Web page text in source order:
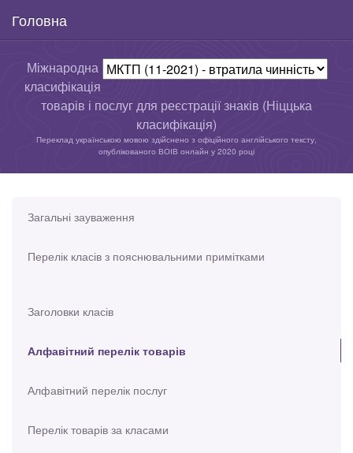
Головна
Міжнародна
класифікація
товарів і послуг для реєстрації знаків (Ніццька
класифікація)
Переклад українською мовою здійснено з офіційного англійського тексту,
опублікованого ВОІВ онлайн у 2020 році
Загальні зауваження
Перелік класів з пояснювальними примітками
Заголовки класів
Алфавітний перелік товарів
Алфавітний перелік послуг
Перелік товарів за класами